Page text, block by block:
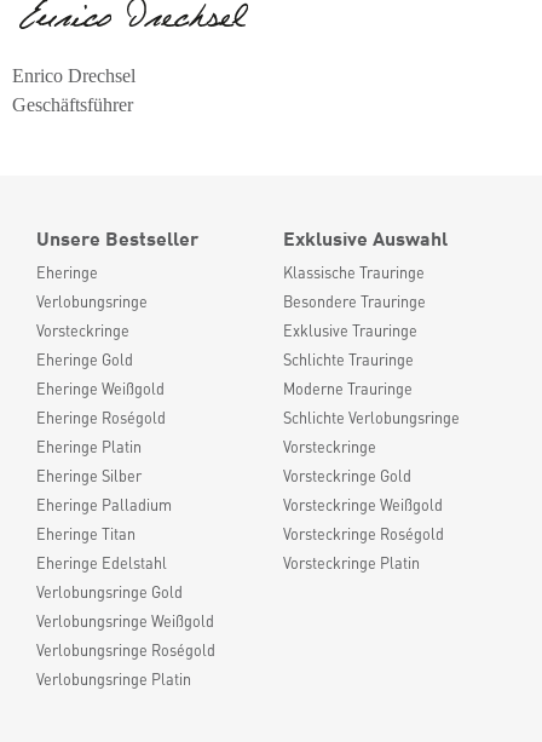
Enrico Drechsel
Geschäftsführer
Unsere Bestseller
Eheringe
Verlobungsringe
Vorsteckringe
Eheringe Gold
Eheringe Weißgold
Eheringe Roségold
Eheringe Platin
Eheringe Silber
Eheringe Palladium
Eheringe Titan
Eheringe Edelstahl
Verlobungsringe Gold
Verlobungsringe Weißgold
Verlobungsringe Roségold
Verlobungsringe Platin
Exklusive Auswahl
Klassische Trauringe
Besondere Trauringe
Exklusive Trauringe
Schlichte Trauringe
Moderne Trauringe
Schlichte Verlobungsringe
Vorsteckringe
Vorsteckringe Gold
Vorsteckringe Weißgold
Vorsteckringe Roségold
Vorsteckringe Platin